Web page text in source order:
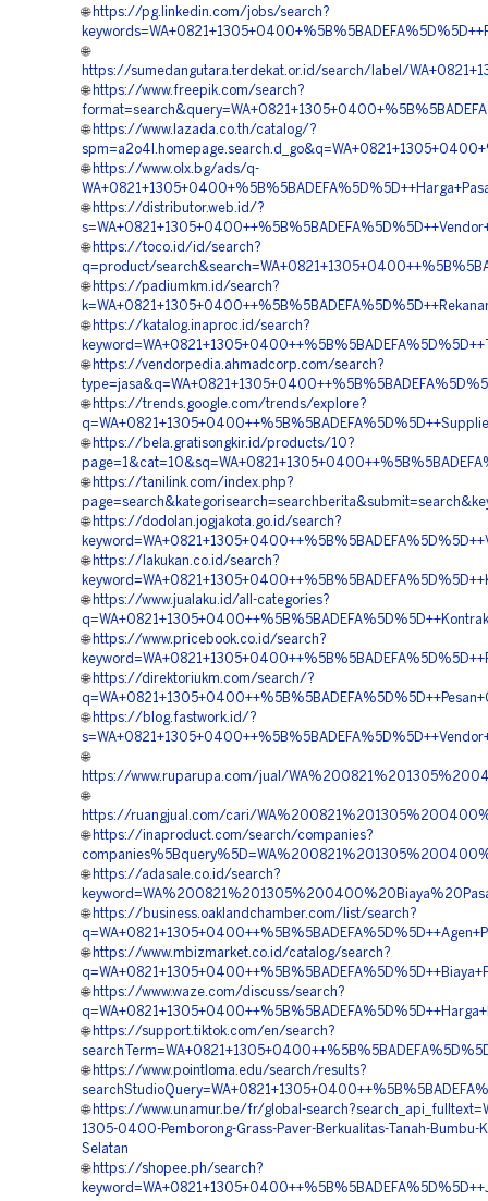
🌐 https://pg.linkedin.com/jobs/search?
🌐
https://sumedangutara.terdekat.or.id/search/label/
🌐 https://www.freepik.com/search?
🌐 https://www.lazada.co.th/catalog/?
🌐 https://www.olx.bg/ads/q-
🌐 https://distributor.web.id/?
🌐 https://toco.id/id/search?
q=product/
🌐 https://padiumkm.id/search?
🌐 https://katalog.inaproc.id/search?
🌐 https://vendorpedia.ahmadcorp.com/search?
🌐 https://trends.google.com/trends/explore?
🌐 https://bela.gratisongkir.id/products/10?
🌐 https://tanilink.com/index.php?
🌐 https://dodolan.jogjakota.go.id/search?
🌐 https://lakukan.co.id/search?
🌐 https://www.jualaku.id/all-categories?
🌐 https://www.pricebook.co.id/search?
🌐 https://direktoriukm.com/search/?
🌐 https://blog.fastwork.id/?
🌐
https://www.ruparupa.com/jual/
🌐
https://ruangjual.com/cari/
🌐 https://inaproduct.com/search/companies?
🌐 https://adasale.co.id/search?
🌐 https://business.oaklandchamber.com/list/search?
🌐 https://www.mbizmarket.co.id/catalog/search?
🌐 https://www.waze.com/discuss/search?
🌐 https://support.tiktok.com/en/search?
🌐 https://www.pointloma.edu/search/results?
🌐 https://www.unamur.be/fr/global-
1305-0400-Pemborong-Grass-Paver-Berkualitas-Tanah-Bumbu-
Selatan
🌐 https://shopee.ph/search?